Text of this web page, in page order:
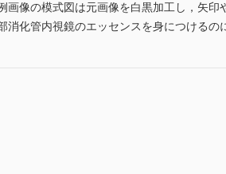
像の模式図は元画像を白黒加工し，矢印
化管内視鏡のエッセンスを身につけるの